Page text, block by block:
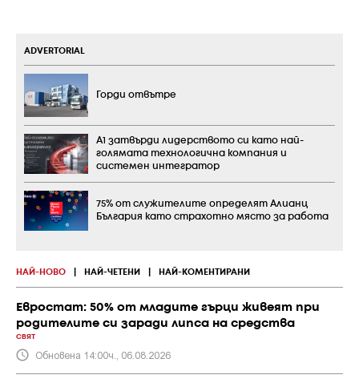
НАЙ-НОВО НАЙ-ЧЕТЕНИ НАЙ-КОМЕНТИРАНИ
Евростат: 50% от младите гърци живеят при
родителите си заради липса на средства
СВЯТ
Обновена 14:00ч., 06.08.2026
ADVERTORIAL
Горди отвътре
А1 затвърди лидерството си като най-
голямата технологична компания и
системен интегратор
75% от служителите определят Алианц
България като страхотно място за работа